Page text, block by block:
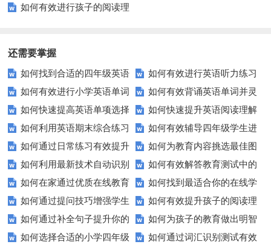
技巧让你轻松应对！
如何有效进行孩子的阅读理
还需要掌握
如何找到合适的四年级英语
期末测试卷来提高孩子的成绩？
如何有效进行英语听力练习
以快速提升？
如何有效进行小学英语单词
与短语的默写练习？家长和老师
必看！
如何有效背诵英语单词并灵
活运用？
如何快速提高英语单项选择
题的得分？
如何快速提升英语阅读理解
能力？这些技巧你必须知道！
如何利用英语期末综合练习
卷高效备考？
如何有效辅导四年级学生进
行英语学习？这里有你需要的所
有资源！
如何通过日常练习有效提升
英语听力？
如何为教育内容挑选最佳图
片？这些建议让你的文章脱颖而
出！
如何利用最新技术自动识别
图片内容？
如何有效解答教育测试中的
排序题？[疑问式标题]
如何在家通过优质在线教育
资源提升自我？
如何找到最适合你的在线学
习平台？这里有你需要知道的一
切！
如何通过提问技巧增强学生
的课堂互动？
如何有效提升孩子的阅读理
解能力？这里有秘诀！
如何通过补全句子提升你的
写作技巧？
如何为孩子的教育做出明智
的选择？——一份全面指南
如何选择合适的小学四年级
如何通过词汇识别测试有效